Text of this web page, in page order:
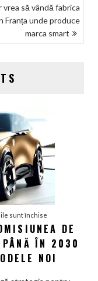
vrea să vândă fabrica
Franța unde produce
marca smart
sunt închise
Peugeot
renunță
la
DE
ÎN 2030
NOI